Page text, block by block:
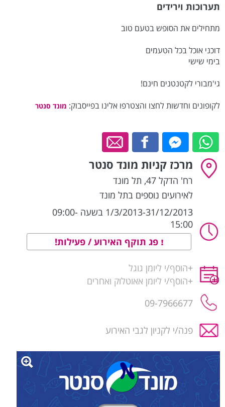
תערוכות וירידים
מתחילים את הסופש בטעם טוב
דוכני אוכל בכל הטעמים
בימי שישי
גי'מבורי לקטנטנים חינם!
לקופונים וחדשות לחצו והצטרפו אלינו בפייסבוק: מונד סנטר
מרכז קניות מונד סנטר
רח' הדקל 47 , תל מונד
לאירועים נוספים בתל מונד
1/3/2013-31/12/2013 בשעה 09:00-
15:00
פג תוקף האירוע / פעילות!
+הוסף/י ליומן גוגל
+הוסף/י ליומן אאוטלוק ואחרים
09-7966677
פנה/י לקניון לגבי האירוע